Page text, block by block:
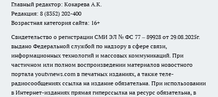
Главный редактор: Кокарева А.К.
Редакция: 8 (8352) 202-400
Возрастная категория сайта: 16+
Свидетельство о регистрации СМИ ЭЛ № ФС 77 – 89928 от 29.08.2025г.
выдано Федеральной службой по надзору в сфере связи,
информационных технологий и массовых коммуникаций. При
частичном или полном воспроизведении материалов новостного
портала youtvnews.com в печатных изданиях, а также теле-
радиосообщениях ссылка на издание обязательна. При использовании
в Интернет-изданиях прямая гиперссылка на ресурс обязательна, в